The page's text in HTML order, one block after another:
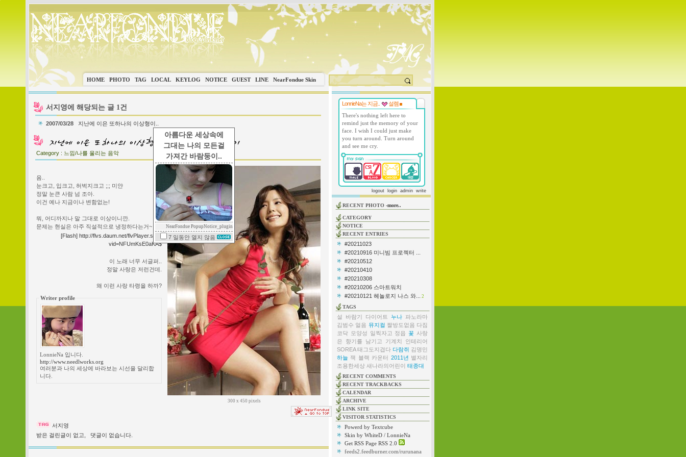
아름다운 세상속에
그대는 나의 모든걸
가져간 바람둥이..
NearFondue PopupNotice_plugin
7 일동안 열지 않음
HOME PHOTO TAG LOCAL KEYLOG NOTICE GUEST LINE NearFondue Skin
서지영에 해당되는 글 1건
2007/03/28 지난에 이은 또하나의 이상형이..
Category : 느낌/나를 울리는 음악
300 x 450 pixels
음..
눈크고, 입크고, 허벅지크고 ;;; 미얀
정말 눈큰 사람 넘 조아.
이건 예나 지금이나 변함없는!
뭐, 어디까지나 말 그대로 이상이니깐.
문제는 현실은 아주 직설적으로 냉정하다는거~
[Flash] http://flvs.daum.net/flvPlayer.swf?
vid=NFUmKsE0aKA$
이 노래 너무 서글퍼..
정말 사랑은 저런건데.
왜 이런 사랑 타령을 하까?
Writer profile
LonnieNa 입니다.
http://www.needlworks.org
여러분과 나의 세상에 바라보는 시선을 달리합
니다.
서지영
받은 걸린글이 없고,
댓글이 없습니다.
LonnieNa는 지금..
설렘
There's nothing left here to
remind just the memory of your
face. I wish I could just make
you turn around. Turn around
and see me cry.
logout login admin write
RECENT PHOTO -more..
CATEGORY
NOTICE
RECENT ENTRIES
#20211023
#20210916 미니빔 프로젝터 ...
#20210512
#20210410
#20210308
#20210206 스마트워치
#20210121 헤놀로지 나스 와...
2
TAGS
설 바람기 다이어트 누나 파노라마
김범수 얼음 뮤지컬 짤방도없음 다짐
코닥 모양성 일찍자고 정읍 꽃 사랑
은 향기를 남기고
기계치
인테리어
SOREA 태그도지겹다 다람쥐 김명민
하늘 잭 블랙 카운터 2011년 별자리
조용한세상 새나라의어린이 태종대
RECENT COMMENTS
RECENT TRACKBACKS
CALENDAR
ARCHIVE
LINK SITE
VISITOR STATISTICS
Powerd by Textcube
Skin by WhiteD / LonnieNa
Get RSS Page RSS 2.0
feeds2.feedburner.com/rurunana